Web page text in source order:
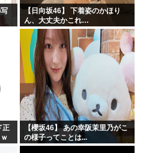
【日向坂46】 下着姿のかほり
ん、大丈夫かこれ…
正
【櫻坂46】 あの幸阪茉里乃がこ
の様子ってことは...